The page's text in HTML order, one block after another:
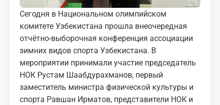
Сегодня в Национальном олимпийском
комитете Узбекистана прошла внеочередная
отчётно-выборочная конференция ассоциации
зимних видов спорта Узбекистана. В
мероприятии принимали участие председатель
НОК Рустам Шаабдурахманов, первый
заместитель министра физической культуры и
спорта Равшан Ирматов, представители НОК и